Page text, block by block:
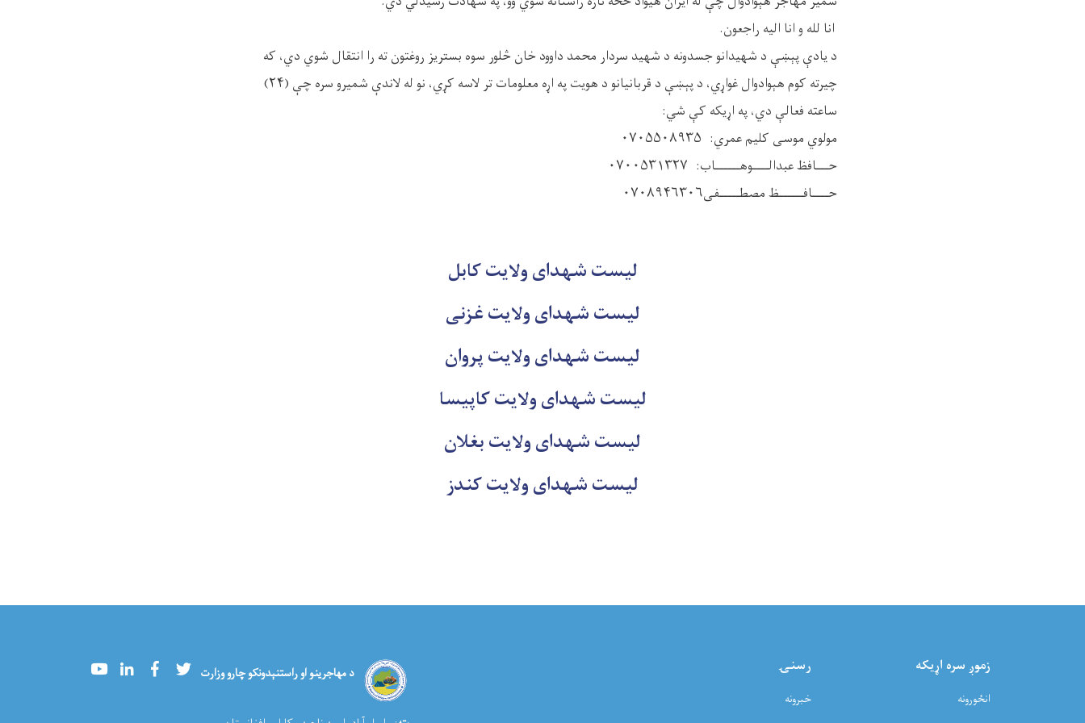
انا لله و انا الیه راجعون.
د یادې پېښې د شهیدانو جسدونه د شهید سردار محمد داوود خان څلور سوه بستریز روغتون ته را انتقال شوي دي، که
چیرته کوم هېوادوال غواړي، د پېښې د قربانیانو د هویت په اړه معلومات تر لاسه کړي، نو له لاندې شمیرو سره چې (۲۴)
ساعته فعالې دي، په اړیکه کې شي:
مولوي موسی کلیم عمري: ۰۷۰۵۵۰۸۹۳۵
حـــافظ عبدالــــوهــــــاب: ۰۷۰۰۵۳۱۳۲۷
حــــافــــــظ مصطـــــفی۰۷۰۸۹۴۶۳۰۶
لیست شهدای ولایت کابل
لیست شهدای ولایت غزنی
لیست شهدای ولایت پروان
لیست شهدای ولایت کاپیسا
لیست شهدای ولایت بغلان
لیست شهدای ولایت کندز
زموږ سره اړيکه
انځورونه
رسنۍ
خبرونه
د مهاجرینو او راستنېدونکو چارو وزارت YoutubeLinkedInFacebookTwitter